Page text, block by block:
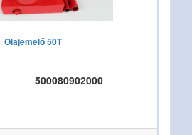
Olajemelő 50T
500080902000